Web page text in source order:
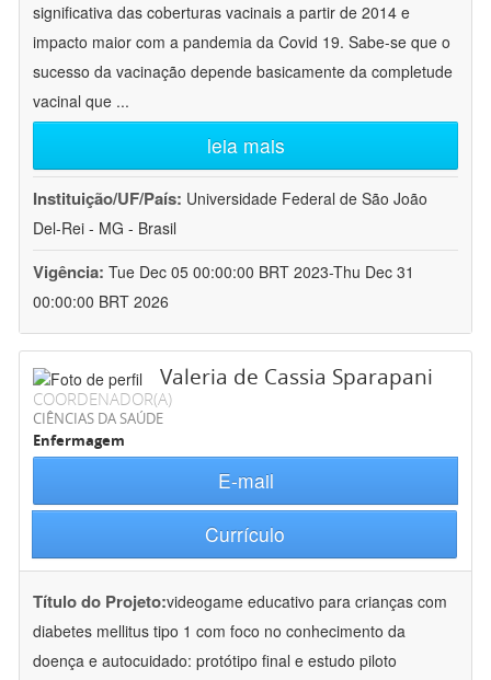
significativa das coberturas vacinais a partir de 2014 e
impacto maior com a pandemia da Covid 19. Sabe-se que o
sucesso da vacinação depende basicamente da completude
vacinal que ...
leia mais
Instituição/UF/País: Universidade Federal de São João
Del-Rei - MG - Brasil
Vigência: Tue Dec 05 00:00:00 BRT 2023-Thu Dec 31
00:00:00 BRT 2026
Valeria de Cassia Sparapani
COORDENADOR(A)
CIÊNCIAS DA SAÚDE
Enfermagem
E-mail
Currículo
Título do Projeto:videogame educativo para crianças com
diabetes mellitus tipo 1 com foco no conhecimento da
doença e autocuidado: protótipo final e estudo piloto